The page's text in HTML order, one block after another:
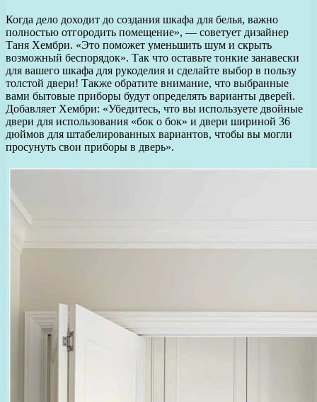
Когда дело доходит до создания шкафа для белья, важно
полностью отгородить помещение», — советует дизайнер
Таня Хембри. «Это поможет уменьшить шум и скрыть
возможный беспорядок». Так что оставьте тонкие занавески
для вашего шкафа для рукоделия и сделайте выбор в пользу
толстой двери! Также обратите внимание, что выбранные
вами бытовые приборы будут определять варианты дверей.
Добавляет Хембри: «Убедитесь, что вы используете двойные
двери для использования «бок о бок» и двери шириной 36
дюймов для штабелированных вариантов, чтобы вы могли
просунуть свои приборы в дверь».